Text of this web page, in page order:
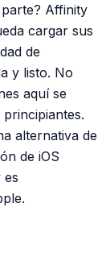
Affinity
cargar sus
de
y listo. No
aquí se
alternativa de
de iOS
es